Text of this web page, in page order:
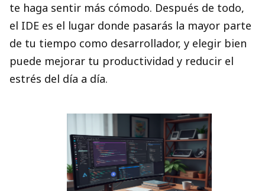
te haga sentir más cómodo. Después de todo,
el IDE es el lugar donde pasarás la mayor parte
de tu tiempo como desarrollador, y elegir bien
puede mejorar tu productividad y reducir el
estrés del día a día.